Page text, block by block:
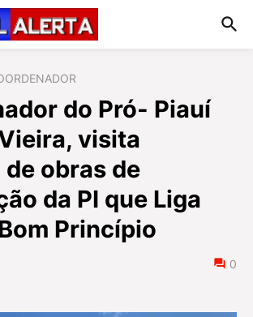
do Pró- Piauí
visita
obras de
da PI que Liga
Princípio
0